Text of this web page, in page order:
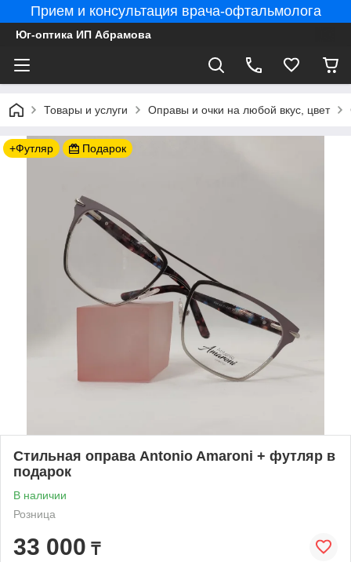
Прием и консультация врача-офтальмолога
Юг-оптика ИП Абрамова
Товары и услуги Оправы и очки на любой вкус, цвет
+Футляр Подарок
Стильная оправа Antonio Amaroni + футляр в
подарок
В наличии
Розница
33 000 ₸